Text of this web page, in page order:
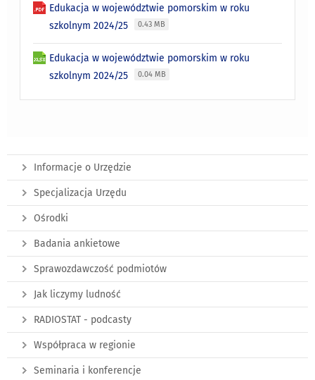
Edukacja w województwie pomorskim w roku
szkolnym 2024/25
0.43 MB
Edukacja w województwie pomorskim w roku
szkolnym 2024/25
0.04 MB
Informacje o Urzędzie
Specjalizacja Urzędu
Ośrodki
Badania ankietowe
Sprawozdawczość podmiotów
Jak liczymy ludność
RADIOSTAT - podcasty
Współpraca w regionie
Seminaria i konferencje